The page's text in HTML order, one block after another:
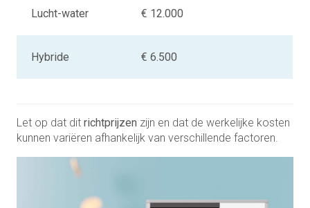
Lucht-water € 12.000
Hybride € 6.500
Let op dat dit richtprijzen zijn en dat de werkelijke kosten
kunnen variëren afhankelijk van verschillende factoren.